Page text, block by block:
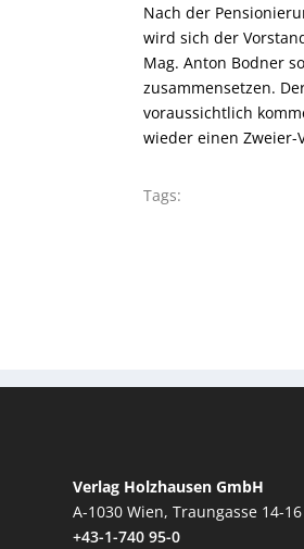
Nach der
wird sich der
Mag. Anton Bodner
zusammensetzen.
voraussichtlich
wieder einen Zweier-
Tags:
Verlag Holzhausen GmbH
A-1030 Wien, Traungasse 14-16
+43-1-740 95-0